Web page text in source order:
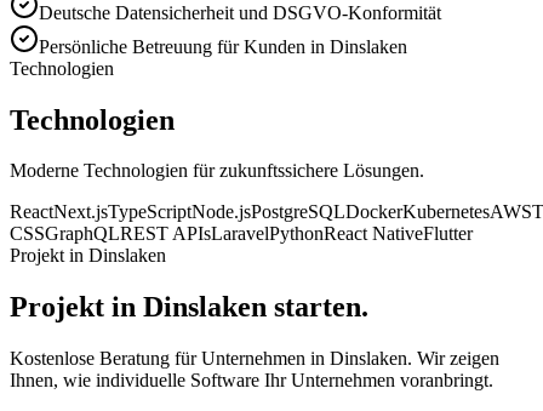
Deutsche Datensicherheit und DSGVO-Konformität
Persönliche Betreuung für Kunden in Dinslaken
Technologien
Technologien
Moderne Technologien für zukunftssichere Lösungen.
ReactNext.jsTypeScriptNode.jsPostgreSQLDockerKubernetesAWS
CSSGraphQLREST APIsLaravelPythonReact NativeFlutter
Projekt in Dinslaken
Projekt in Dinslaken starten.
Kostenlose Beratung für Unternehmen in Dinslaken. Wir zeigen
Ihnen, wie individuelle Software Ihr Unternehmen voranbringt.